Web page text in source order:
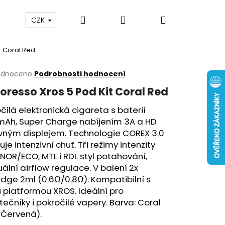
Obch. podmínky Reklamace
CZK Hledat PřihlášeníNákupní
Coral Red
Podrobnosti hodnocení
Xros 5 Pod Kit Coral Red
elektronická cigareta s baterií
Super Charge nabíjením 3A a HD
displejem. Technologie COREX 3.0
intenzivní chuť. Tři režimy intenzity
ECO, MTL i RDL styl potahování,
airflow regulace. V balení 2x
2ml (0.6Ω/0.8Ω). Kompatibilní s
platformou XROS. Ideální pro
i pokročilé vapery. Barva: Coral